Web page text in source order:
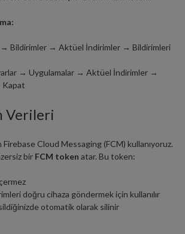
→ Bildirimler → Aktüel İndirimler → Bildirimleri
→ Uygulamalar → Aktüel İndirimler →
Verileri
Cloud Messaging (FCM) kullanıyoruz.
bir FCM token atar. Bu token:
doğru cihaza göndermek için kullanılır
otomatik olarak silinir